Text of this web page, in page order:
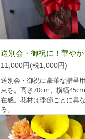
11,000円(税1,000円)
送別会・御祝に豪華な贈呈
束を。高さ70cm、横幅
在感。花材は季節ごとに異
る。